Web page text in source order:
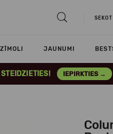
JAUNUMI
IEPIRKTIES →